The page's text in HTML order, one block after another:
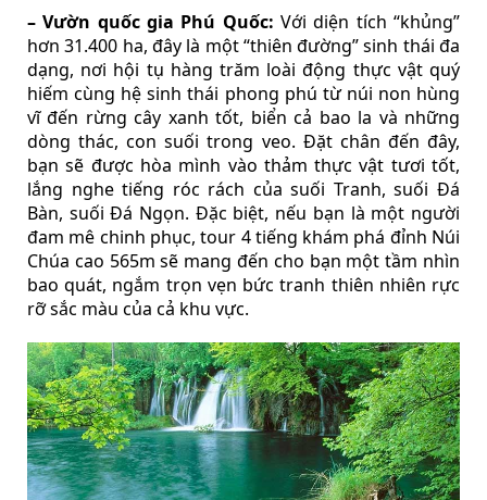
– Vườn quốc gia Phú Quốc: Với diện tích “khủng”
hơn 31.400 ha, đây là một “thiên đường” sinh thái đa
dạng, nơi hội tụ hàng trăm loài động thực vật quý
hiếm cùng hệ sinh thái phong phú từ núi non hùng
vĩ đến rừng cây xanh tốt, biển cả bao la và những
dòng thác, con suối trong veo. Đặt chân đến đây,
bạn sẽ được hòa mình vào thảm thực vật tươi tốt,
lắng nghe tiếng róc rách của suối Tranh, suối Đá
Bàn, suối Đá Ngọn. Đặc biệt, nếu bạn là một người
đam mê chinh phục, tour 4 tiếng khám phá đỉnh Núi
Chúa cao 565m sẽ mang đến cho bạn một tầm nhìn
bao quát, ngắm trọn vẹn bức tranh thiên nhiên rực
rỡ sắc màu của cả khu vực.